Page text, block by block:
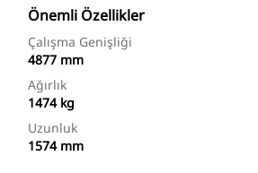
Önemli Özellikler
Çalışma Genişliği
4877 mm
Ağırlık
1474 kg
Uzunluk
1574 mm